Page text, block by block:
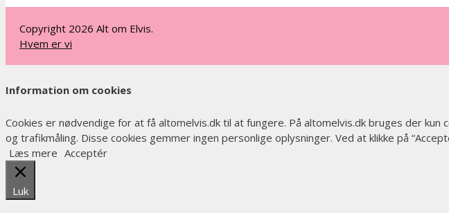
Copyright 2026 Alt om Elvis.
Hvem er vi
Information om cookies
Cookies er nødvendige for at få altomelvis.dk til at fungere. På altomelvis.dk bruges der
og trafikmåling. Disse cookies gemmer ingen personlige oplysninger. Ved at klikke på
Læs mere Acceptér
Luk